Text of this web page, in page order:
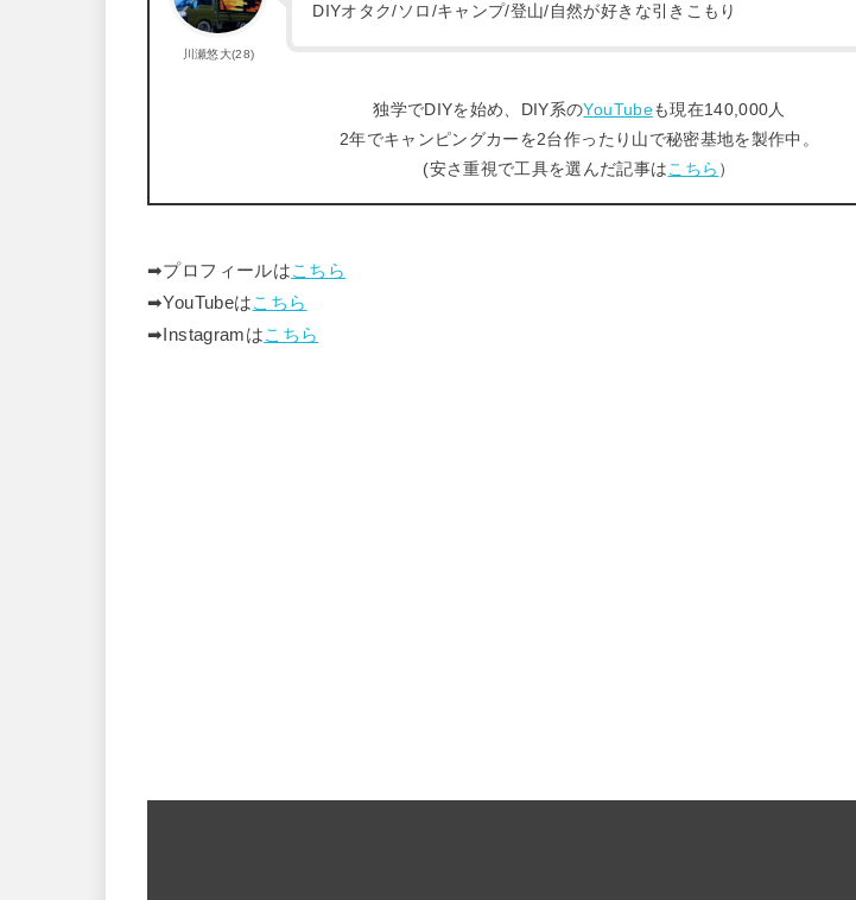
川瀬悠大(28)
DIYオタク/ソロ/キャンプ/登山/自然が好きな引きこもり
独学でDIYを始め、DIY系のYouTubeも現在140,000人
2年でキャンピングカーを2台作ったり山で秘密基地を製作中。
(安さ重視で工具を選んだ記事はこちら ）
➡︎プロフィールはこちら
➡︎YouTubeはこちら
➡︎Instagramはこちら